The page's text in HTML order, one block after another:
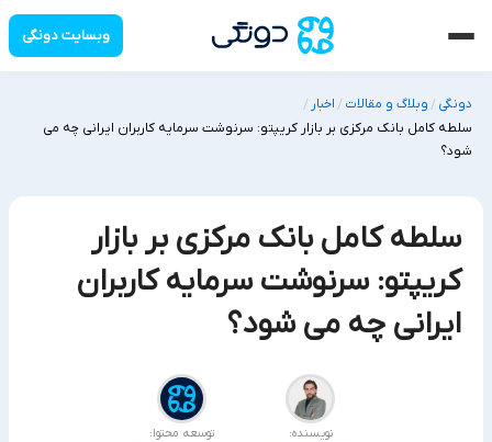
وبسایت دونگی
دونگی /وبلاگ و مقالات /اخبار /
سلطه کامل بانک مرکزی بر بازار کریپتو: سرنوشت سرمایه کاربران ایرانی چه می
شود؟
سلطه کامل بانک مرکزی بر بازار
کریپتو: سرنوشت سرمایه کاربران
ایرانی چه می شود؟
نویسنده: توسعه محتوا: